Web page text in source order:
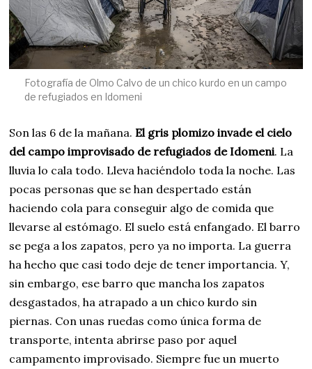
Fotografía de Olmo Calvo de un chico kurdo en un campo
de refugiados en Idomeni
Son las 6 de la mañana. El gris plomizo invade el cielo
del campo improvisado de refugiados de Idomeni. La
lluvia lo cala todo. Lleva haciéndolo toda la noche. Las
pocas personas que se han despertado están
haciendo cola para conseguir algo de comida que
llevarse al estómago. El suelo está enfangado. El barro
se pega a los zapatos, pero ya no importa. La guerra
ha hecho que casi todo deje de tener importancia. Y,
sin embargo, ese barro que mancha los zapatos
desgastados, ha atrapado a un chico kurdo sin
piernas. Con unas ruedas como única forma de
transporte, intenta abrirse paso por aquel
campamento improvisado. Siempre fue un muerto